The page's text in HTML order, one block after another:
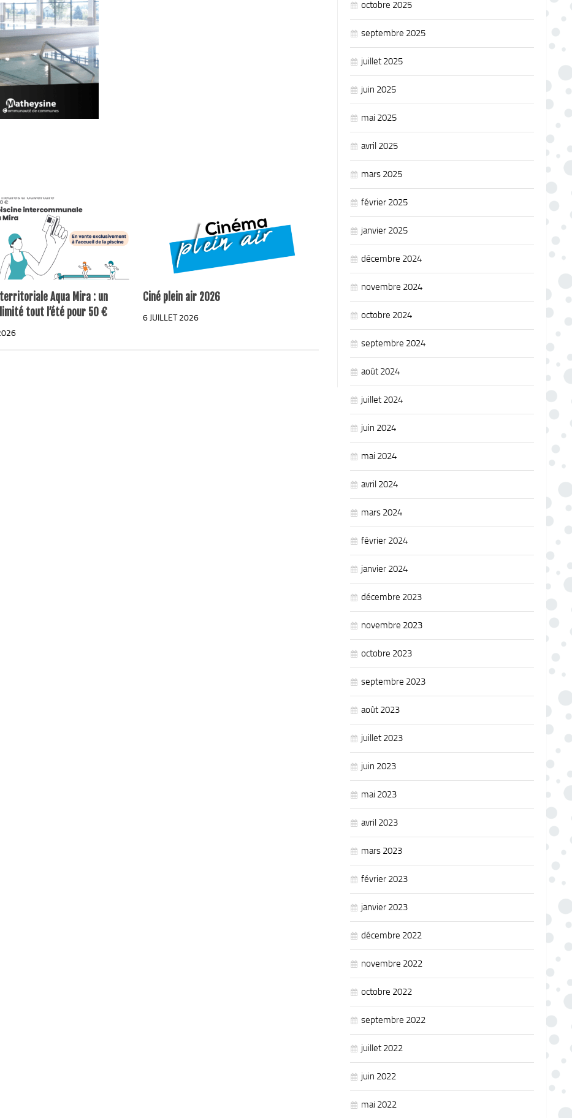
Aqua Mira : un
tout l’été pour 50 €
Ciné plein air 2026
6 JUILLET 2026
octobre 2025
septembre 2025
juillet 2025
juin 2025
mai 2025
avril 2025
mars 2025
février 2025
janvier 2025
décembre 2024
novembre 2024
octobre 2024
septembre 2024
août 2024
juillet 2024
juin 2024
mai 2024
avril 2024
mars 2024
février 2024
janvier 2024
décembre 2023
novembre 2023
octobre 2023
septembre 2023
août 2023
juillet 2023
juin 2023
mai 2023
avril 2023
mars 2023
février 2023
janvier 2023
décembre 2022
novembre 2022
octobre 2022
septembre 2022
juillet 2022
juin 2022
mai 2022